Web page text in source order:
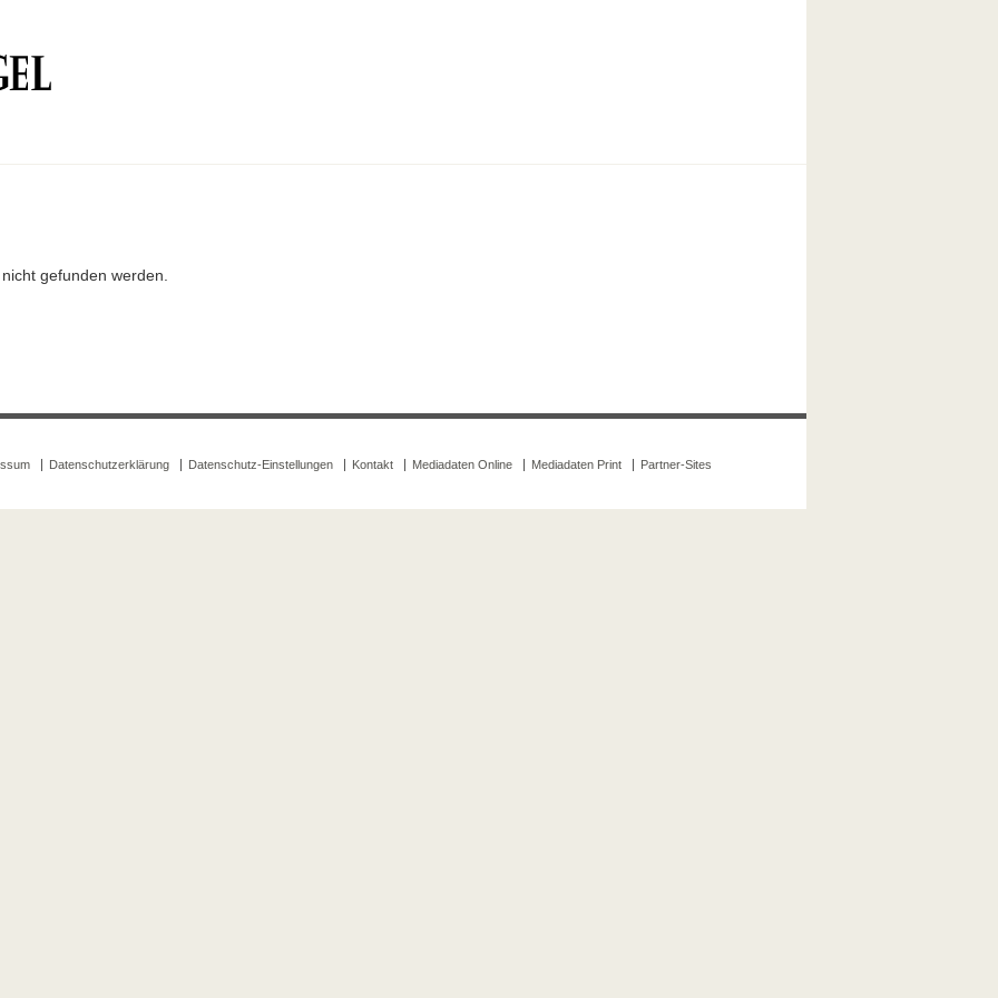
gefunden werden.
Datenschutzerklärung Datenschutz-Einstellungen Kontakt Mediadaten Online Mediadaten Print Partner-Sites